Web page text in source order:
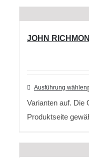
JOHN
Ausführung wählen
Varianten auf. Die
Produktseite